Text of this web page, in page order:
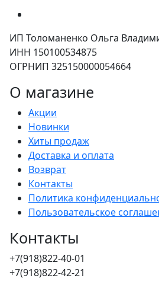
ИП Толоманенко Ольга
ИНН 150100534875
ОГРНИП 325150000054664
О магазине
Акции
Новинки
Хиты продаж
Доставка и оплата
Возврат
Контакты
Политика
Пользовательское
Контакты
+7(918)822-40-01
+7(918)822-42-21